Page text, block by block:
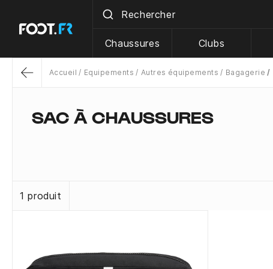
Chaussures Clubs
Accueil Equipements Autres équipements Bagagerie
SAC À CHAUSSURES
1 produit